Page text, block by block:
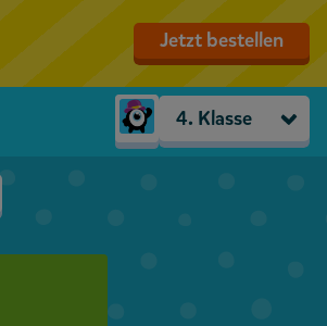
Jetzt bestellen
4. Klasse